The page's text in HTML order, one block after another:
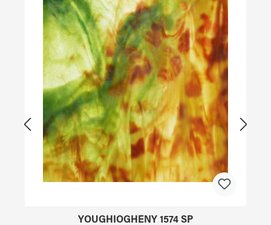
Produktgalerie überspringen
YOUGHIOGHENY 1574 SP